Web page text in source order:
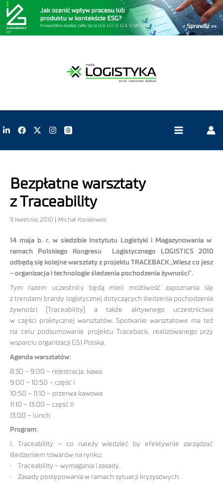
Bezpłatne warsztaty
z Traceability
9 kwietnia, 2010 | Michał Koralewski
14 maja b. r. w siedzibie Instytutu Logistyki i Magazynowania w
ramach Polskiego Kongresu Logistycznego LOGISTICS 2010
odbędą się kolejne warsztaty z projektu TRACEBACK „Wiesz co jesz
– organizacja i technologie śledzenia pochodzenia żywności".
Tym razem uczestnicy będą mieli możliwość zapoznania się
z trendami branży logistycznej dotyczących śledzenia pochodzenia
żywności (Traceability) a także aktywnego uczestnictwa
w części praktycznej warsztatów. Spotkanie warsztatowe ma też
na celu podsumowanie projektu Traceback, realizowanego przy
wsparciu organizacji GS1 Polska.
Agenda warsztatów:
8:30 – 9:00 – rejestracja, kawa
9:00 – 10:50 – część I
10:50 – 11:10 – przerwa kawowa
11:10 – 13:00 – część II
13:00 – lunch
Program:
I. Traceability – co należy wiedzieć by efektywnie zarządzać
śledzeniem towarów na rynku:
• Traceability – wymagania i zasady.
• Zasady postępowania w ramach sytuacji kryzysowych.